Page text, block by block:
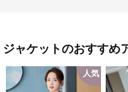
ジャケットのおすすめ
人気